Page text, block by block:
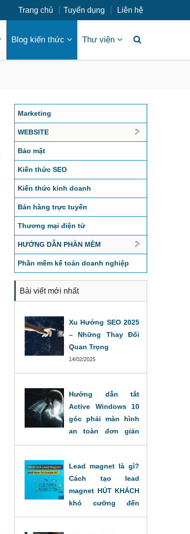
Trang chủ Tuyển dụng Liên hệ
Blog kiến thức Thư viện
Marketing
WEBSITE
Bảo mật
Kiến thức SEO
Kiến thức kinh doanh
Bán hàng trực tuyến
Thương mại điện tử
HƯỚNG DẪN PHẦN MỀM
Phần mềm kế toán doanh nghiệp
Bài viết mới nhất
Xu Hướng SEO 2025
– Những Thay Đổi
Quan Trọng
14/02/2025
Hướng dẫn tắt
Active Windows 10
góc phải màn hình
an toàn đơn giản
nhất
Lead magnet là gì?
Cách tạo lead
magnet HÚT KHÁCH
khó cưỡng đến
khách hàng.